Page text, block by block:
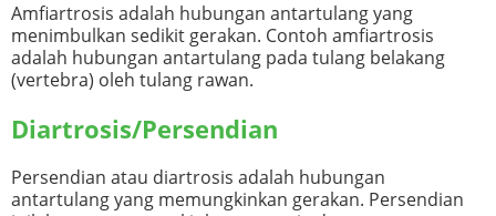
Amfiartrosis adalah hubungan antartulang yang
menimbulkan sedikit gerakan. Contoh amfiartrosis
adalah hubungan antartulang pada tulang belakang
(vertebra) oleh tulang rawan.
Diartrosis/Persendian
Persendian atau diartrosis adalah hubungan
antartulang yang memungkinkan gerakan. Persendian